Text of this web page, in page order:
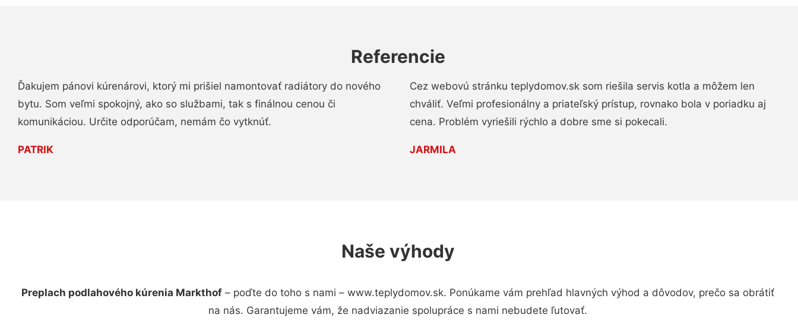
Referencie
Ďakujem pánovi kúrenárovi, ktorý mi prišiel namontovať radiátory do nového
bytu. Som veľmi spokojný, ako so službami, tak s finálnou cenou či
komunikáciou. Určite odporúčam, nemám čo vytknúť.
PATRIK
Cez webovú stránku teplydomov.sk som riešila servis kotla a môžem len
chváliť. Veľmi profesionálny a priateľský prístup, rovnako bola v poriadku aj
cena. Problém vyriešili rýchlo a dobre sme si pokecali.
JARMILA
Naše výhody
Preplach podlahového kúrenia Markthof – poďte do toho s nami – www.teplydomov.sk. Ponúkame vám prehľad hlavných výhod a dôvodov, prečo sa obrátiť
na nás. Garantujeme vám, že nadviazanie spolupráce s nami nebudete ľutovať.